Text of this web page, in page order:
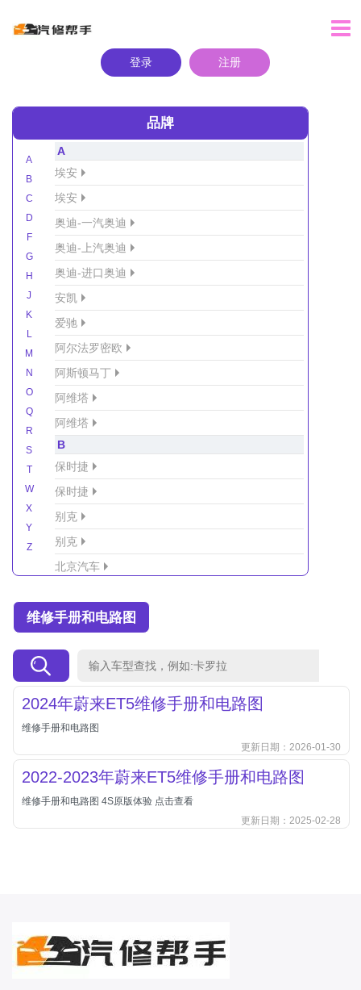
登录 注册
品牌
A
B
C
D
F
G
H
J
K
L
M
N
O
Q
R
S
T
W
X
Y
Z
A
埃安
埃安
奥迪-一汽奥迪
奥迪-上汽奥迪
奥迪-进口奥迪
安凯
爱驰
阿尔法罗密欧
阿斯顿马丁
阿维塔
阿维塔
B
保时捷
保时捷
别克
别克
北京汽车
北京越野车
北汽制造
宝骏
宝骏
维修手册和电路图
2024年蔚来ET5维修手册和电路图
维修手册和电路图
更新日期：2026-01-30
2022-2023年蔚来ET5维修手册和电路图
维修手册和电路图 4S原版体验 点击查看
更新日期：2025-02-28